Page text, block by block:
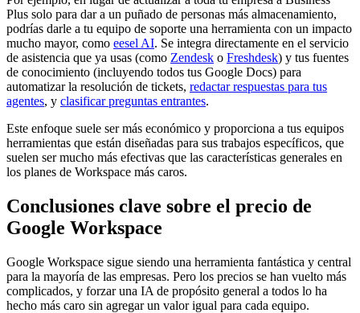
Plus solo para dar a un puñado de personas más almacenamiento,
podrías darle a tu equipo de soporte una herramienta con un impacto
mucho mayor, como eesel AI. Se integra directamente en el servicio
de asistencia que ya usas (como Zendesk o Freshdesk) y tus fuentes
de conocimiento (incluyendo todos tus Google Docs) para
automatizar la resolución de tickets, redactar respuestas para tus
agentes, y clasificar preguntas entrantes.
Este enfoque suele ser más económico y proporciona a tus equipos
herramientas que están diseñadas para sus trabajos específicos, que
suelen ser mucho más efectivas que las características generales en
los planes de Workspace más caros.
Conclusiones clave sobre el precio de
Google Workspace
Google Workspace sigue siendo una herramienta fantástica y central
para la mayoría de las empresas. Pero los precios se han vuelto más
complicados, y forzar una IA de propósito general a todos lo ha
hecho más caro sin agregar un valor igual para cada equipo.